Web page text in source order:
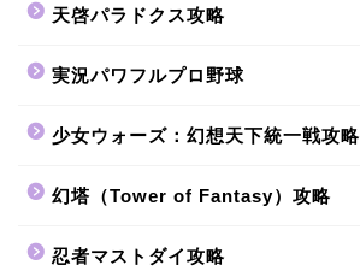
天啓パラドクス攻略
実況パワフルプロ野球
少女ウォーズ：幻想天下統一戦攻略
幻塔（Tower of Fantasy）攻略
忍者マストダイ攻略